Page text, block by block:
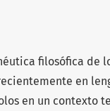
filosófica de
en
en un contexto